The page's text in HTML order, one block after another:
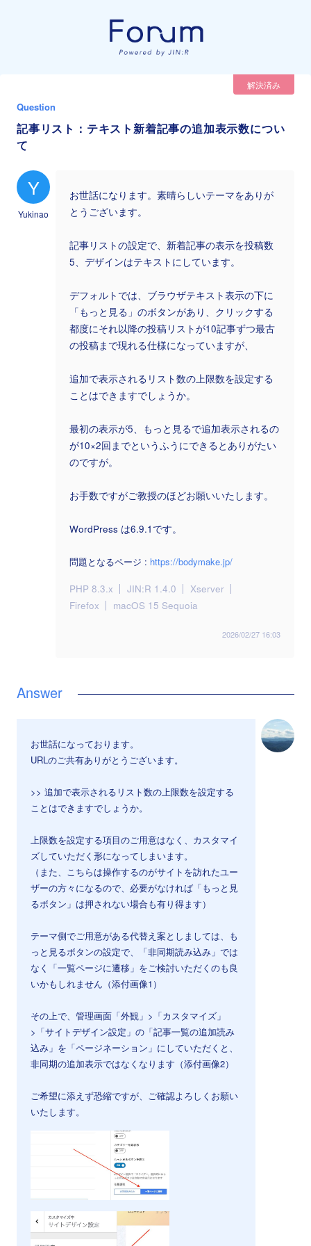
解決済み
Question
記事リスト：テキスト新着記事の追加表示数につい
て
Y
Yukinao
お世話になります。素晴らしいテーマをありが
とうございます。
記事リストの設定で、新着記事の表示を投稿数
5、デザインはテキストにしています。
デフォルトでは、ブラウザテキスト表示の下に
「もっと見る」のボタンがあり、クリックする
都度にそれ以降の投稿リストが10記事ずつ最古
の投稿まで現れる仕様になっていますが、
追加で表示されるリスト数の上限数を設定する
ことはできますでしょうか。
最初の表示が5、もっと見るで追加表示されるの
が10×2回までというふうにできるとありがたい
のですが。
お手数ですがご教授のほどお願いいたします。
WordPress は6.9.1です。
問題となるページ : https://bodymake.jp/
PHP 8.3.x JIN:R 1.4.0
Xserver
Firefox
macOS 15 Sequoia
2026/02/27 16:03
お世話になっております。
URLのご共有ありがとうございます。
>> 追加で表示されるリスト数の上限数を設定する
ことはできますでしょうか。
上限数を設定する項目のご用意はなく、カスタマイ
ズしていただく形になってしまいます。
（また、こちらは操作するのがサイトを訪れたユー
ザーの方々になるので、必要がなければ「もっと見
るボタン」は押されない場合も有り得ます）
テーマ側でご用意がある代替え案としましては、も
っと見るボタンの設定で、「非同期読み込み」では
なく「一覧ページに遷移」をご検討いただくのも良
いかもしれません（添付画像1）
その上で、管理画面「外観」>「カスタマイズ」
>「サイトデザイン設定」の「記事一覧の追加読み
込み」を「ページネーション」にしていただくと、
非同期の追加表示ではなくなります（添付画像2）
ご希望に添えず恐縮ですが、ご確認よろしくお願い
いたします。